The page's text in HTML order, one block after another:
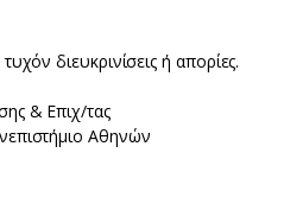
διευκρινίσεις ή απορίες.
& Επιχ/τας
Αθηνών